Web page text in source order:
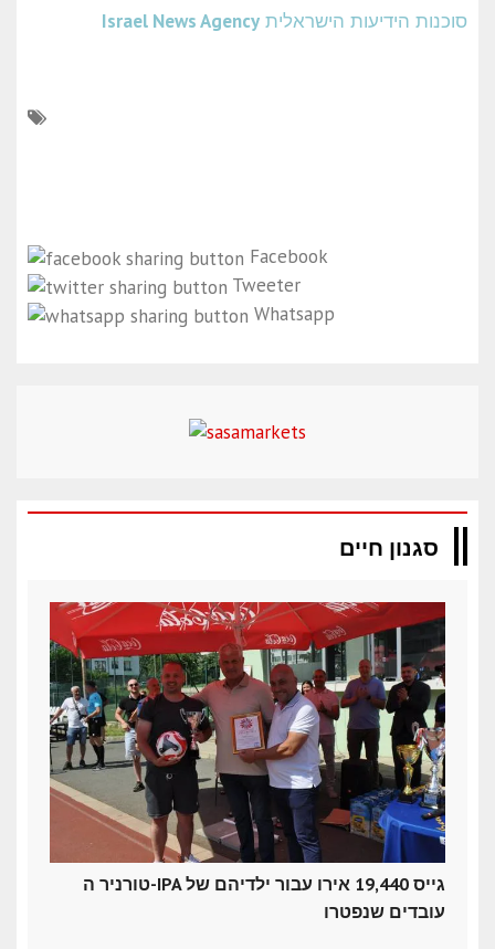
סוכנות הידיעות הישראלית Israel News Agency
Facebook
Tweeter
Whatsapp
סגנון חיים
טורניר ה-IPA גייס 19,440 אירו עבור ילדיהם של
עובדים שנפטרו